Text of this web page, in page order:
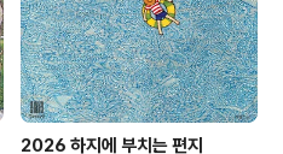
2026 하지에 부치는 편지